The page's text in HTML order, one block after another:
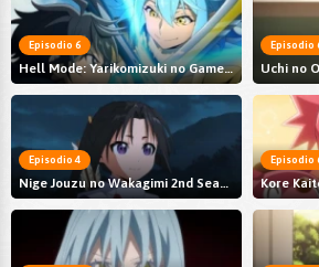
Episodio 6
Hell Mode: Yarikomizuki no Gamer wa Hai Settei no Isekai de Musou suru 2nd Season
Episodio
Episodio 4
Nige Jouzu no Wakagimi 2nd Season
Episodio
Kore